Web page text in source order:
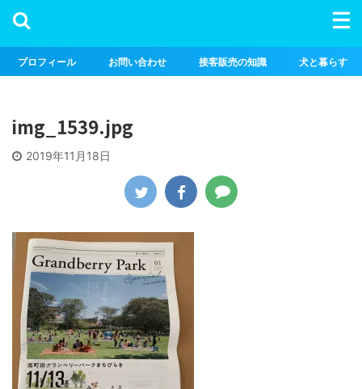
プロフィール お問い合わせ 接客販売の知識 犬と暮らす
img_1539.jpg
2019年11月18日